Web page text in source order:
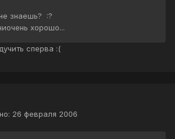
знаешь? :?
хорошо...
сперва :(
26 февраля 2006